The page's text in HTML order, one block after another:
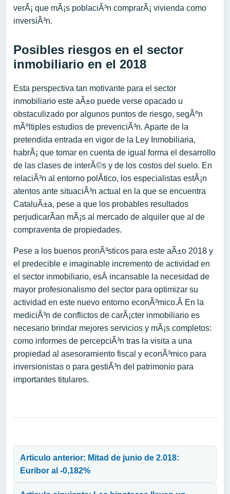
verÃ¡ que mÃ¡s poblaciÃ³n comprarÃ¡ vivienda como
inversiÃ³n.
Posibles riesgos en el sector
inmobiliario en el 2018
Esta perspectiva tan motivante para el sector
inmobiliario este aÃ±o puede verse opacado u
obstaculizado por algunos puntos de riesgo, segÃºn
mÃºltiples estudios de prevenciÃ³n. Aparte de la
pretendida entrada en vigor de la Ley Inmobiliaria,
habrÃ¡ que tomar en cuenta de igual forma el desarrollo
de las clases de interÃ©s y de los costos del suelo. En
relaciÃ³n al entorno polÃ­tico, los especialistas estÃ¡n
atentos ante situaciÃ³n actual en la que se encuentra
CataluÃ±a, pese a que los probables resultados
perjudicarÃ­an mÃ¡s al mercado de alquiler que al de
compraventa de propiedades.
Pese a los buenos pronÃ³sticos para este aÃ±o 2018 y
el predecible e imaginable incremento de actividad en
el sector inmobiliario, esÂ incansable la necesidad de
mayor profesionalismo del sector para optimizar su
actividad en este nuevo entorno econÃ³mico.Â En la
mediciÃ³n de conflictos de carÃ¡cter inmobiliario es
necesario brindar mejores servicios y mÃ¡s completos:
como informes de percepciÃ³n tras la visita a una
propiedad al asesoramiento fiscal y econÃ³mico para
inversionistas o para gestiÃ³n del patrimonio para
importantes titulares.
Articulo anterior: Mitad de junio de 2.018:
Euribor al -0,182%